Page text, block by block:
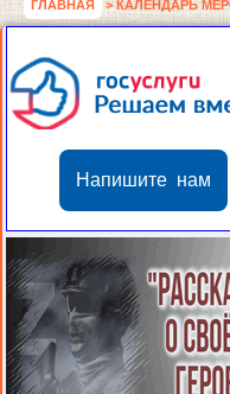
ГЛАВНАЯ > КАЛЕНДАРЬ
Напишите нам